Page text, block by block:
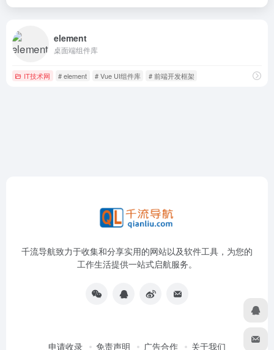
element
桌面端组件库
IT技术网 # element # Vue UI组件库 # 前端开发框架
千流导航致力于收集和分享实用的网站以及软件工具，为您的
工作生活提供一站式启航服务。
申请收录 免责声明 广告合作 关于我们